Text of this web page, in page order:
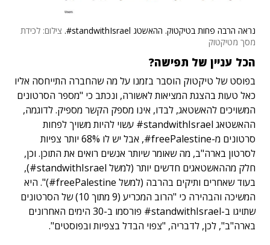
נראה הרבה פחות בטיקטוק. ההאשטג standwithIsrael#.
צילום: לכידת
מסך מטיקטוק
הכל עניין של תפישה?
בפוסט של טיקטוק הוסבר בזמנו על מה שהחברה התייחסה אליו
כאל טעות בהצגת המציאות לאשורה, ונכתב כי "מספר הסרטונים
המשויכים להאשטאג, לבדו, אינו מספק הקשר מספיק. לדוגמה,
ההאשטאג standwithIsrael# עשוי להיות משויך לפחות
סרטונים מ-freePalestine#, אבל יש לו 68% יותר צפיות
לסרטון בארה"ב, מה שאומר שיותר אנשים רואים את התוכן. וכן,
חלק מההאשטאגים חדשים יותר (למשל standwithIsrael#),
בעוד שאחרים ותיקים בהרבה (למשל freePalestine#)". היא
המשיכה והבהירה כי "הרוב המכריע (9 מתוך 10) של הסרטונים
שתויגו ב-standwithIsrael# פורסמו ב-30 הימים האחרונים
בארה"ב", לכן, לדבריה, "צפוי הבדל בצפיות ובפוסטים".